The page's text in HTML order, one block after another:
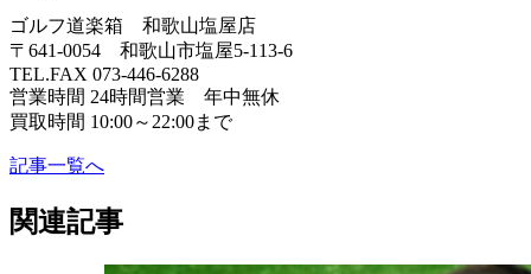
ゴルフ道楽箱 和歌山塩屋店
〒641-0054 和歌山市塩屋5-113-6
TEL.FAX 073-446-6288
営業時間 24時間営業 年中無休
買取時間 10:00～22:00まで
記事一覧へ
関連記事